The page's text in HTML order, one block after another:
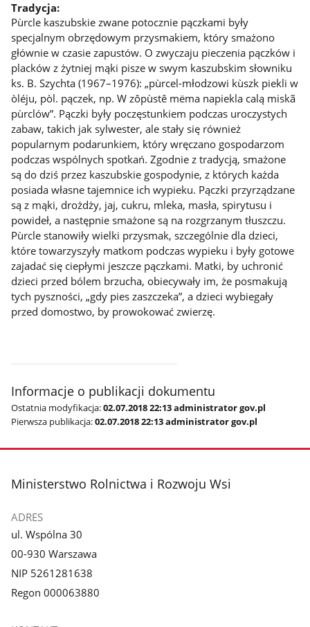
Tradycja:
Pùrcle kaszubskie zwane potocznie pączkami były
specjalnym obrzędowym przysmakiem, który smażono
głównie w czasie zapustów. O zwyczaju pieczenia pączków i
placków z żytniej mąki pisze w swym kaszubskim słowniku
ks. B. Szychta (1967–1976): „pùrcel-młodzowi kùszk piekli w
òléju, pòl. pączek, np. W zôpùstê mëma napiekla calą miskã
pùrclów”. Pączki były poczęstunkiem podczas uroczystych
zabaw, takich jak sylwester, ale stały się również
popularnym podarunkiem, który wręczano gospodarzom
podczas wspólnych spotkań. Zgodnie z tradycją, smażone
są do dziś przez kaszubskie gospodynie, z których każda
posiada własne tajemnice ich wypieku. Pączki przyrządzane
są z mąki, drożdży, jaj, cukru, mleka, masła, spirytusu i
powideł, a następnie smażone są na rozgrzanym tłuszczu.
Pùrcle stanowiły wielki przysmak, szczególnie dla dzieci,
które towarzyszyły matkom podczas wypieku i były gotowe
zajadać się ciepłymi jeszcze pączkami. Matki, by uchronić
dzieci przed bólem brzucha, obiecywały im, że posmakują
tych pyszności, „gdy pies zaszczeka”, a dzieci wybiegały
przed domostwo, by prowokować zwierzę.
Informacje o publikacji dokumentu
Ostatnia modyfikacja:02.07.2018 22:13 administrator gov.pl
Pierwsza publikacja:02.07.2018 22:13 administrator gov.pl
stopka
Ministerstwo Rolnictwa i Rozwoju Wsi
ADRES
ul. Wspólna 30
00-930 Warszawa
NIP 5261281638
Regon 000063880